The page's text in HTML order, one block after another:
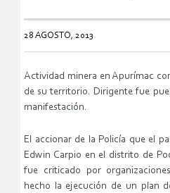
28 AGOSTO, 2013
Actividad minera en Apurímac
de su territorio. Dirigente fue
manifestación.
El accionar de la Policía que el
Edwin Carpio en el distrito de
fue criticado por
hecho la ejecución de un plan